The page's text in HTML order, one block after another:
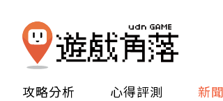
攻略分析 心得評測 新